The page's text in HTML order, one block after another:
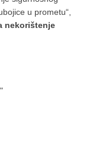
u prometu“,
nekorištenje